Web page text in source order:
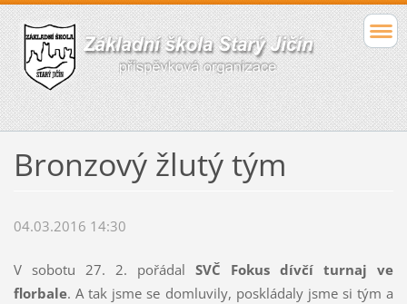
Bronzový žlutý tým
04.03.2016 14:30
V sobotu 27. 2. pořádalSVČ Fokus dívčí turnaj ve
florbale. A tak jsme se domluvily, poskládaly jsme si tým a